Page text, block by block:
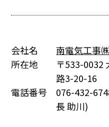
会社名
南電気工事
所在地
〒533-0032
路3-20-16
電話番号
076-432-
長 助川)